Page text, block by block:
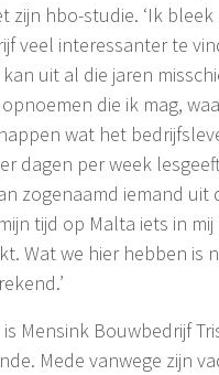
zijn hbo-studie. ‘Ik
veel interessanter te
uit al die jaren
die ik mag,
wat het
dagen per week
zogenaamd iemand uit
tijd op Malta iets in mij
Wat we hier hebben is
Mensink Bouwbedrijf
Mede vanwege zijn